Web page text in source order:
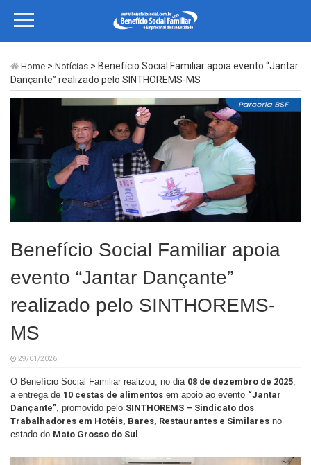
Home > Notícias > Benefício Social Familiar apoia evento “Jantar
Dançante” realizado pelo SINTHOREMS-MS
Benefício Social Familiar apoia
evento “Jantar Dançante”
realizado pelo SINTHOREMS-
MS
29/01/2026
O Benefício Social Familiar realizou, no dia 08 de dezembro de 2025,
a entrega de 10 cestas de alimentos em apoio ao evento “Jantar
Dançante”, promovido pelo SINTHOREMS – Sindicato dos
Trabalhadores em Hotéis, Bares, Restaurantes e Similares no
estado do Mato Grosso do Sul .